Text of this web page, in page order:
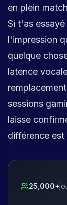
en plein
Si t'as
l'impression
quelque
latence
sessions
laisse
différence est
25,000+